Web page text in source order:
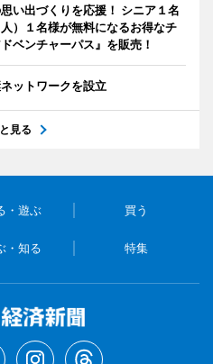
い出づくりを応援！ シニア１名
）１名様が無料になるお得なチ
ベンチャーパス』を販売！
ットワークを設立
見る
・遊ぶ 買う
・知る 特集